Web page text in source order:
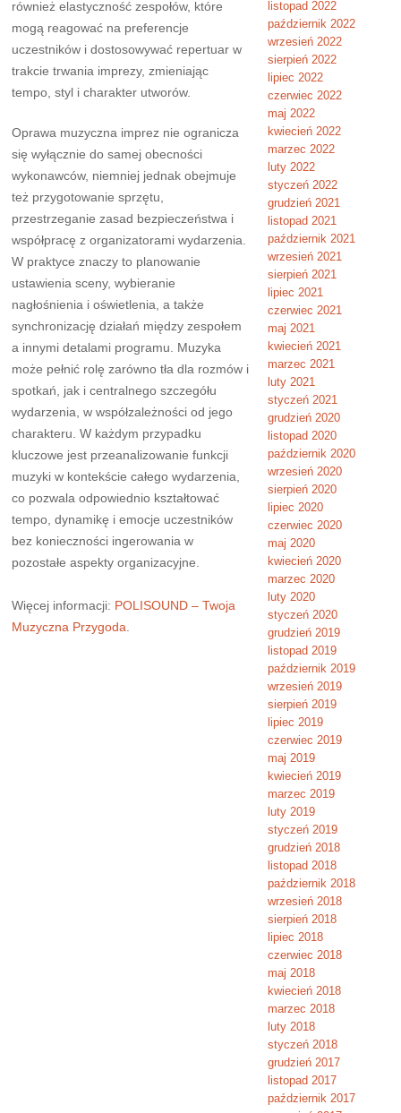
również elastyczność zespołów, które
mogą reagować na preferencje
uczestników i dostosowywać repertuar w
trakcie trwania imprezy, zmieniając
tempo, styl i charakter utworów.
Oprawa muzyczna imprez nie ogranicza
się wyłącznie do samej obecności
wykonawców, niemniej jednak obejmuje
też przygotowanie sprzętu,
przestrzeganie zasad bezpieczeństwa i
współpracę z organizatorami wydarzenia.
W praktyce znaczy to planowanie
ustawienia sceny, wybieranie
nagłośnienia i oświetlenia, a także
synchronizację działań między zespołem
a innymi detalami programu. Muzyka
może pełnić rolę zarówno tła dla rozmów i
spotkań, jak i centralnego szczegółu
wydarzenia, w współzależności od jego
charakteru. W każdym przypadku
kluczowe jest przeanalizowanie funkcji
muzyki w kontekście całego wydarzenia,
co pozwala odpowiednio kształtować
tempo, dynamikę i emocje uczestników
bez konieczności ingerowania w
pozostałe aspekty organizacyjne.
Więcej informacji: POLISOUND – Twoja
Muzyczna Przygoda
listopad 2022
październik 2022
wrzesień 2022
sierpień 2022
lipiec 2022
czerwiec 2022
maj 2022
kwiecień 2022
marzec 2022
luty 2022
styczeń 2022
grudzień 2021
listopad 2021
październik 2021
wrzesień 2021
sierpień 2021
lipiec 2021
czerwiec 2021
maj 2021
kwiecień 2021
marzec 2021
luty 2021
styczeń 2021
grudzień 2020
listopad 2020
październik 2020
wrzesień 2020
sierpień 2020
lipiec 2020
czerwiec 2020
maj 2020
kwiecień 2020
marzec 2020
luty 2020
styczeń 2020
grudzień 2019
listopad 2019
październik 2019
wrzesień 2019
sierpień 2019
lipiec 2019
czerwiec 2019
maj 2019
kwiecień 2019
marzec 2019
luty 2019
styczeń 2019
grudzień 2018
listopad 2018
październik 2018
wrzesień 2018
sierpień 2018
lipiec 2018
czerwiec 2018
maj 2018
kwiecień 2018
marzec 2018
luty 2018
styczeń 2018
grudzień 2017
listopad 2017
październik 2017